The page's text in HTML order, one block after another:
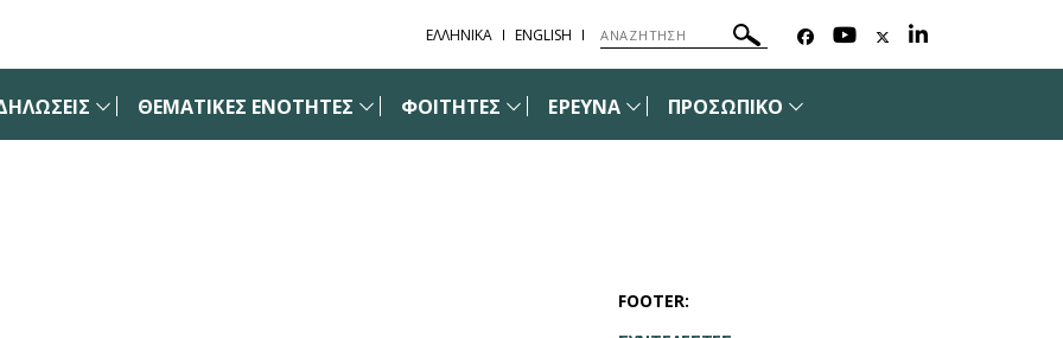
ΕΛΛΗΝΙΚΑ ENGLISH
ΘΕΜΑΤΙΚΕΣ ΕΝΟΤΗΤΕΣ ΦΟΙΤΗΤΕΣ ΕΡΕΥΝΑ ΠΡΟΣΩΠΙΚΟ
FOOTER: